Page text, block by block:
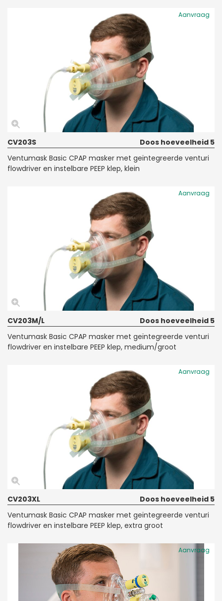
Aanvraag
CV203S
Doos hoeveelheid 5
Ventumask Basic CPAP masker met geïntegreerde venturi
flowdriver en instelbare PEEP klep, klein
Aanvraag
CV203M/L
Doos hoeveelheid 5
Ventumask Basic CPAP masker met geïntegreerde venturi
flowdriver en instelbare PEEP klep, medium/groot
Aanvraag
CV203XL
Doos hoeveelheid 5
Ventumask Basic CPAP masker met geïntegreerde venturi
flowdriver en instelbare PEEP klep, extra groot
Aanvraag